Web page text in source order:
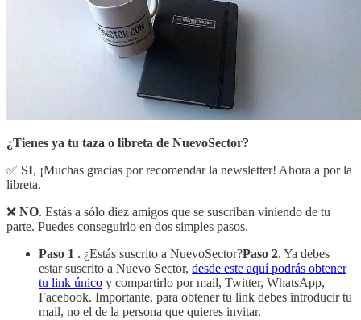
¿Tienes ya tu taza o libreta de NuevoSector?
✅ SI, ¡Muchas gracias por recomendar la newsletter! Ahora a por la
libreta.
❌ NO. Estás a sólo diez amigos que se suscriban viniendo de tu
parte. Puedes conseguirlo en dos simples pasos,
Paso 1 . ¿Estás suscrito a NuevoSector?Paso 2. Ya debes
estar suscrito a Nuevo Sector, desde este aquí podrás obtener
tu link único y compartirlo por mail, Twitter, WhatsApp,
Facebook. Importante, para obtener tu link debes introducir tu
mail, no el de la persona que quieres invitar.